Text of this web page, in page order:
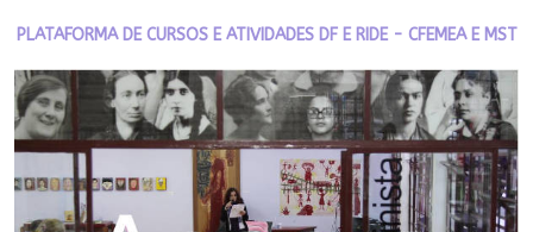
PLATAFORMA DE CURSOS E ATIVIDADES DF E RIDE - CFEMEA E MST